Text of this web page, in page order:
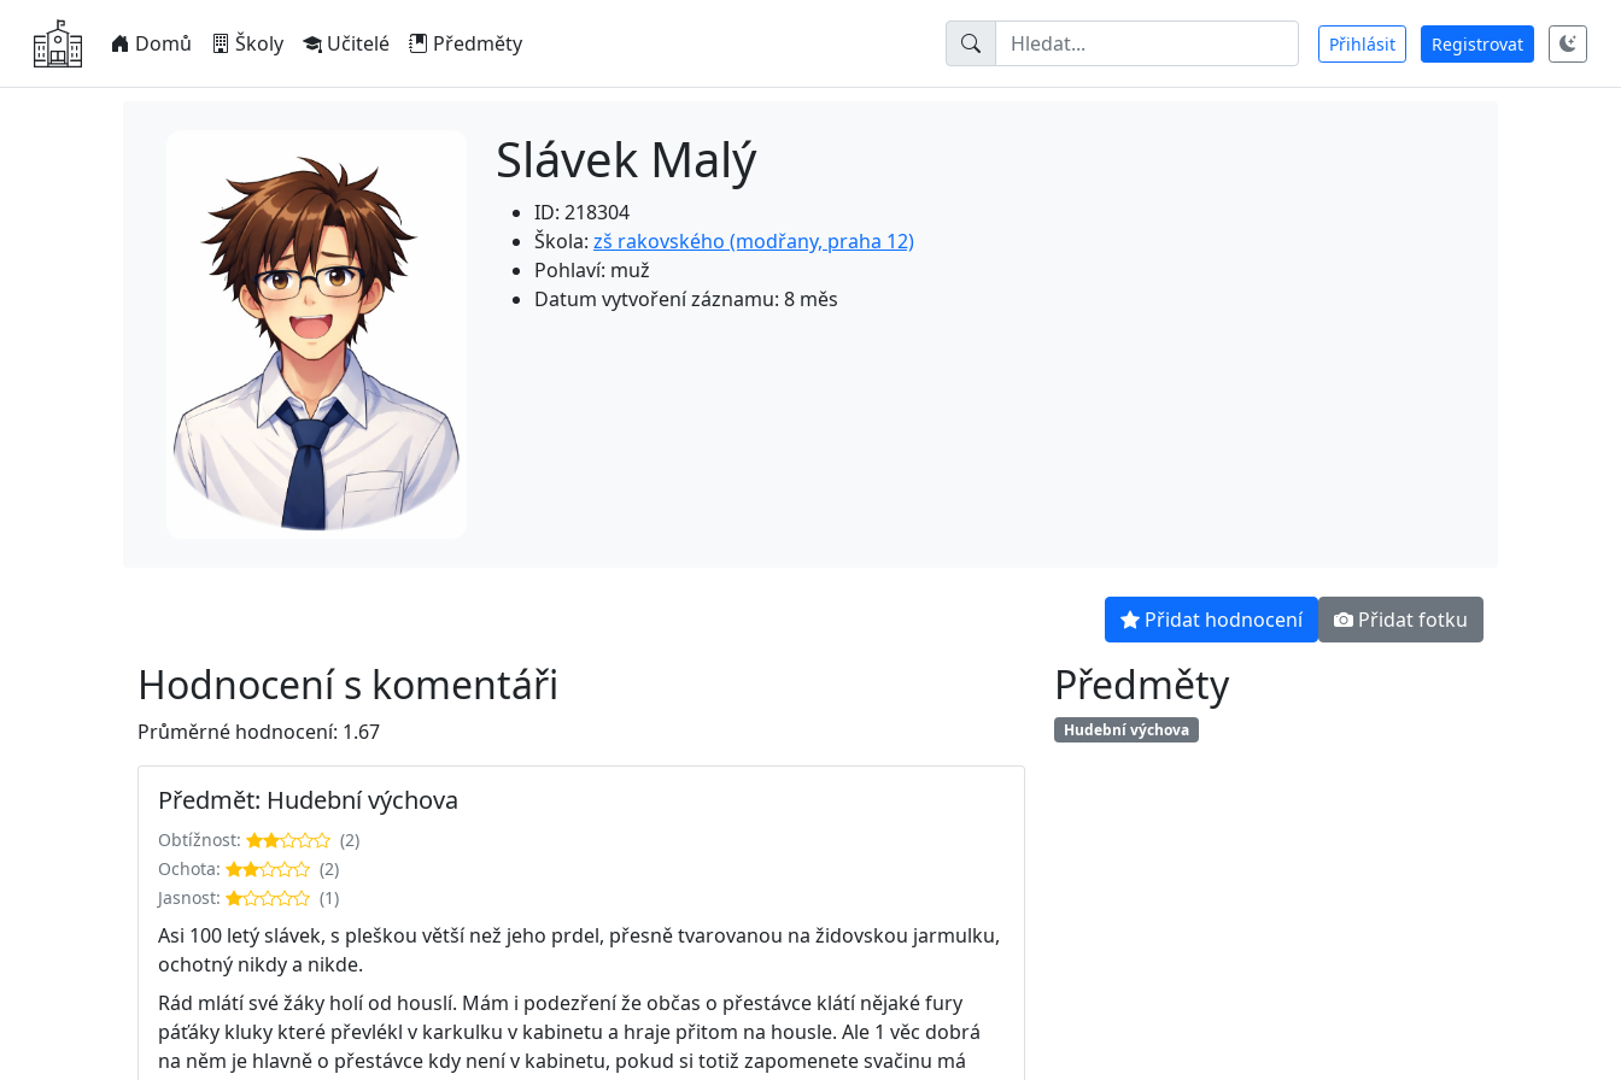
Domů Školy Učitelé Předměty Přihlásit Registrovat
Slávek Malý
ID: 218304
Škola: zš rakovského (modřany, praha 12)
Pohlaví: muž
Datum vytvoření záznamu: 8 měs
Přidat hodnocení Přidat fotku
Hodnocení s komentáři
Průměrné hodnocení: 1.67
Předmět: Hudební výchova
Obtížnost:
(2)
Ochota:
(2)
Jasnost:
(1)
Asi 100 letý slávek, s pleškou větší než jeho prdel, přesně tvarovanou na židovskou jarmulku,
ochotný nikdy a nikde.
Rád mlátí své žáky holí od houslí. Mám i podezření že občas o přestávce klátí nějaké fury
páťáky kluky které převlékl v karkulku v kabinetu a hraje přitom na housle. Ale 1 věc dobrá
na něm je hlavně o přestávce kdy není v kabinetu, pokud si totiž zapomenete svačinu má
Předměty
Hudební výchova